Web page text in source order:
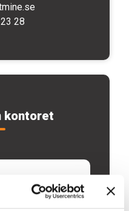
28
kontoret
vi på Bredasten -